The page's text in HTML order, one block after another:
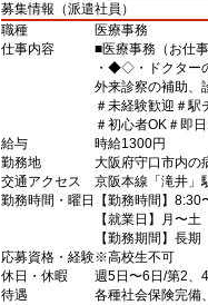
募集情報（派遣社員）
職種
医療事務
仕事内容
■医療事務（お仕
・◆◇・ドクター
外来診察の補助、
＃未経験歓迎＃駅
＃初心者OK＃即
給与
時給1300円
勤務地
大阪府守口市内の
交通アクセス
京阪本線「滝井」
勤務時間・曜日
【勤務時間】
【就業日】月〜土
【勤務期間】長期
応募資格・経験※高校生不可
休日・休暇
週5日〜6日/第2、
待遇
各種社会保険完備